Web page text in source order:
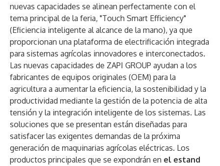
nuevas capacidades se alinean perfectamente con el
tema principal de la feria, "Touch Smart Efficiency"
(Eficiencia inteligente al alcance de la mano), ya que
proporcionan una plataforma de electrificación integrada
para sistemas agrícolas innovadores e interconectados.
Las nuevas capacidades de ZAPI GROUP ayudan a los
fabricantes de equipos originales (OEM) para la
agricultura a aumentar la eficiencia, la sostenibilidad y la
productividad mediante la gestión de la potencia de alta
tensión y la integración inteligente de los sistemas. Las
soluciones que se presentan están diseñadas para
satisfacer las exigentes demandas de la próxima
generación de maquinarias agrícolas eléctricas. Los
productos principales que se expondrán en el estand